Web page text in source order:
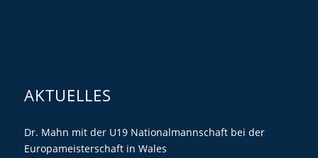
AKTUELLES
Dr. Mahn mit der U19 Nationalmannschaft bei der
Europameisterschaft in Wales